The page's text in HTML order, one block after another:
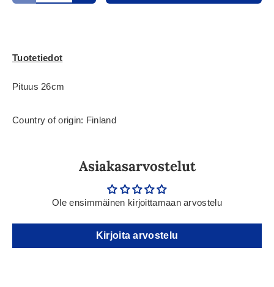
Tuotetiedot
Pituus 26cm
Country of origin: Finland
Asiakasarvostelut
Ole ensimmäinen kirjoittamaan arvostelu
Kirjoita arvostelu